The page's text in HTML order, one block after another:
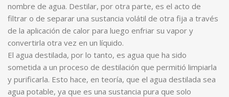
nombre de agua. Destilar, por otra parte, es el acto de
filtrar o de separar una sustancia volátil de otra fija a través
de la aplicación de calor para luego enfriar su vapor y
convertirla otra vez en un líquido.
El agua destilada, por lo tanto, es agua que ha sido
sometida a un proceso de destilación que permitió limpiarla
y purificarla. Esto hace, en teoría, que el agua destilada sea
agua potable, ya que es una sustancia pura que solo